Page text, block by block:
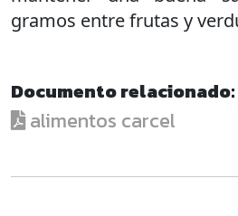
gramos entre frutas y
Documento relacionado:
alimentos carcel